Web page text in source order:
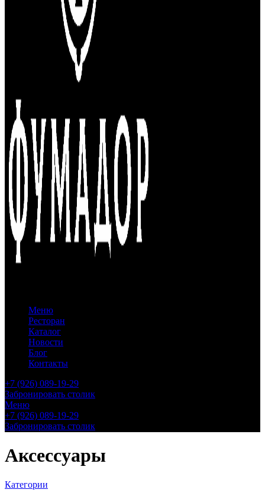
Меню
Ресторан
Каталог
Новости
Блог
Контакты
+7 (926) 089-19-29
Забронировать столик
Меню
+7 (926) 089-19-29
Забронировать столик
Аксессуары
Категории